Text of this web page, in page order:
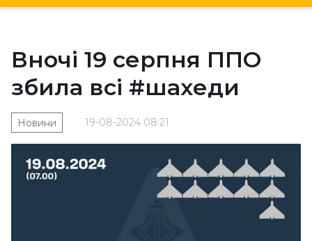
Вночі 19 серпня ППО
збила всі #шахеди
19-08-2024 08:21
Новини